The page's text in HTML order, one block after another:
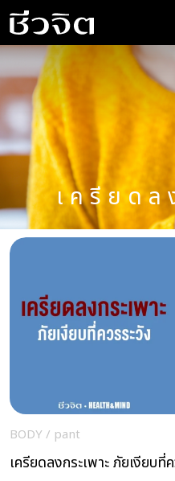
Skip
to
content
เครียดล
BODY / pant
เครียดลงกระเพาะ ภัยเงียบที่